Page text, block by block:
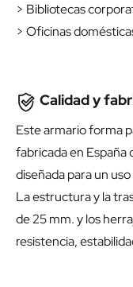
> Bibliotecas
> Oficinas
Calidad y
Este armario forma
fabricada en España
diseñada para un
La estructura y la
de 25 mm. y los
resistencia,